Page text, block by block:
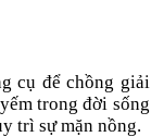
cụ để chồng giải
trong đời sống
trì sự mặn nồng.